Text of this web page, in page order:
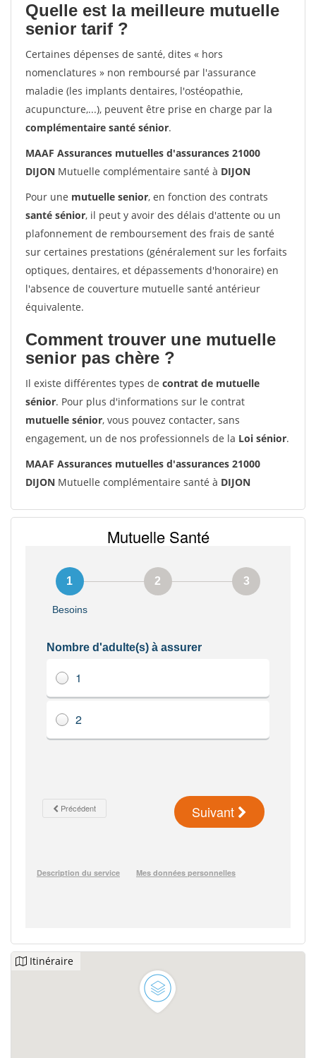
Quelle est la meilleure mutuelle
senior tarif ?
Certaines dépenses de santé, dites « hors
nomenclatures » non remboursé par l'assurance
maladie (les implants dentaires, l'ostéopathie,
acupuncture,...), peuvent être prise en charge par la
complémentaire santé sénior.
MAAF Assurances mutuelles d'assurances 21000
DIJON Mutuelle complémentaire santé à DIJON
Pour une mutuelle senior, en fonction des contrats
santé sénior, il peut y avoir des délais d'attente ou un
plafonnement de remboursement des frais de santé
sur certaines prestations (généralement sur les forfaits
optiques, dentaires, et dépassements d'honoraire) en
l'absence de couverture mutuelle santé antérieur
équivalente.
Comment trouver une mutuelle
senior pas chère ?
Il existe différentes types de contrat de mutuelle
sénior. Pour plus d'informations sur le contrat
mutuelle sénior, vous pouvez contacter, sans
engagement, un de nos professionnels de la Loi sénior.
MAAF Assurances mutuelles d'assurances 21000
DIJON Mutuelle complémentaire santé à DIJON
Itinéraire